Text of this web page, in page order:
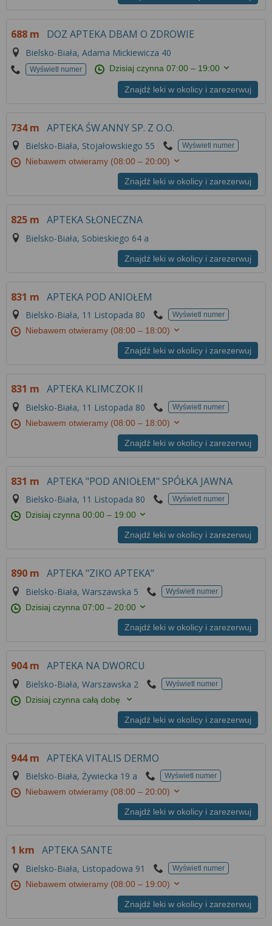
688 m DOZ APTEKA DBAM O ZDROWIE
Bielsko-Biała, Adama Mickiewicza 40
Wyświetl numer Dzisiaj czynna07:00 – 19:00
Znajdź leki w okolicy i zarezerwuj
734 m APTEKA ŚW.ANNY SP. Z O.O.
Bielsko-Biała, Stojałowskiego 55 Wyświetl numer
Niebawem otwieramy (08:00 – 20:00)
Znajdź leki w okolicy i zarezerwuj
825 m APTEKA SŁONECZNA
Bielsko-Biała, Sobieskiego 64 a
Znajdź leki w okolicy i zarezerwuj
831 m APTEKA POD ANIOŁEM
Bielsko-Biała, 11 Listopada 80 Wyświetl numer
Niebawem otwieramy (08:00 – 18:00)
Znajdź leki w okolicy i zarezerwuj
831 m APTEKA KLIMCZOK II
Bielsko-Biała, 11 Listopada 80 Wyświetl numer
Niebawem otwieramy (08:00 – 18:00)
Znajdź leki w okolicy i zarezerwuj
831 m APTEKA "POD ANIOŁEM" SPÓŁKA JAWNA
Bielsko-Biała, 11 Listopada 80 Wyświetl numer
Dzisiaj czynna00:00 – 19:00
Znajdź leki w okolicy i zarezerwuj
890 m APTEKA "ZIKO APTEKA"
Bielsko-Biała, Warszawska 5 Wyświetl numer
Dzisiaj czynna07:00 – 20:00
Znajdź leki w okolicy i zarezerwuj
904 m APTEKA NA DWORCU
Bielsko-Biała, Warszawska 2 Wyświetl numer
Dzisiaj czynna całą dobę
Znajdź leki w okolicy i zarezerwuj
944 m APTEKA VITALIS DERMO
Bielsko-Biała, Żywiecka 19 a Wyświetl numer
Niebawem otwieramy (08:00 – 20:00)
Znajdź leki w okolicy i zarezerwuj
1 km APTEKA SANTE
Bielsko-Biała, Listopadowa 91 Wyświetl numer
Niebawem otwieramy (08:00 – 19:00)
Znajdź leki w okolicy i zarezerwuj